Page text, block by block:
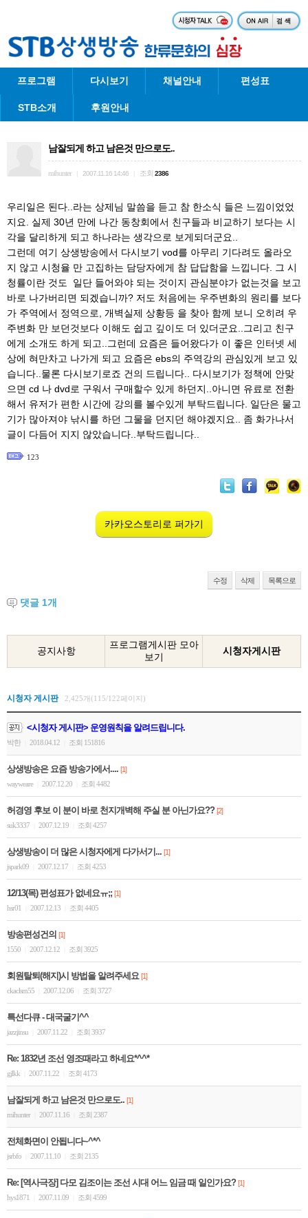
프로그램 다시보기 채널안내 편성표
STB소개 후원안내
남잘되게 하고 남은것 만으로도..
mihunter 2007.11.16 14:46 조회 2386
우리일은 된다..라는 상제님 말씀을 듣고 참 한소식 들은 느낌이었었
지요. 실제 30년 만에 나간 동창회에서 친구들과 비교하기 보다는 시
각을 달리하게 되고 하나라는 생각으로 보게되더군요..
그런데 여기 상생방송에서 다시보기 vod를 아무리 기다려도 올라오
지 않고 시청율 만 고집하는 담당자에게 참 답답함을 느낍니다. 그 시
청률이란 것도 일단 들어와야 되는 것이지 관심분야가 없는것을 보고
바로 나가버리면 되겠습니까? 저도 처음에는 우주변화의 원리를 보다
가 주역에서 정역으로, 개벽실제 상황등 을 찾아 함께 보니 오히려 우
주변화 만 보던것보다 이해도 쉽고 깊이도 더 있더군요..그리고 친구
에게 소개도 하게 되고..그런데 요즘은 들어왔다가 이 좋은 인터넷 세
상에 혀만차고 나가게 되고 요즘은 ebs의 주역강의 관심있게 보고 있
습니다..물론 다시보기로죠 건의 드립니다.. 다시보기가 정책에 안맞
으면 cd 나 dvd로 구워서 구매할수 있게 하던지..아니면 유료로 전환
해서 유저가 편한 시간에 강의를 볼수있게 부탁드립니다. 일단은 물고
기가 많아져야 낚시를 하던 그물을 던지던 해야겠지요.. 좀 화가나서
글이 다듬어 지지 않았습니다..부탁드립니다..
123
카카오스토리로 퍼가기
수정 삭제 목록으로
댓글 1개
공지사항
프로그램게시판 모아
보기
시청자게시판
시청자 게시판 2,425개(115/122페이지)
<시청자 게시판> 운영원칙을 알려드립니다.
박한 2018.04.12 조회 151816
상생방송은 요즘 방송가에서.... [1]
wayweare
2007.12.20 조회 4482
허경영 후보 이 분이 바로 천지개벽해 주실 분 아닌가요?? [2]
suk3337
2007.12.19 조회 4257
상생방송이 더 많은 시청자에게 다가서기... [1]
jspark09
2007.12.17 조회 4253
12/13(목) 편성표가 없네요ㅠ;; [1]
hsr01
2007.12.13 조회 4405
방송편성건의 [1]
1550
2007.12.12 조회 3925
회원탈퇴(해지)시 방법을 알려주세요 [1]
ckaclsrn55
2007.12.06 조회 3727
특선다큐 - 대국굴기^^
jazzjinsu 2007.11.22 조회 3937
Re: 1832년 조선 영조때라고 하네요*^^*
gjlkk 2007.11.22 조회 4173
남잘되게 하고 남은것 만으로도.. [1]
mihunter
2007.11.16 조회 2387
전체화면이 안됩니다~^*^
jsrbfo 2007.11.10 조회 2135
Re: [역사극장] 다모 김조이는 조선 시대 어느 임금 때 일인가요? [1]
hys1871
2007.11.09 조회 4599